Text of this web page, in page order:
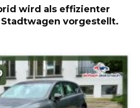
wird als effizienter
vorgestellt.